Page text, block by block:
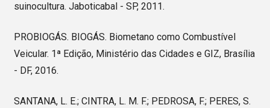
suinocultura. Jaboticabal - SP, 2011.
PROBIOGÁS. BIOGÁS. Biometano como Combustível
Veicular. 1ª Edição, Ministério das Cidades e GIZ, Brasília
- DF, 2016.
SANTANA, L. E.; CINTRA, L. M. F.; PEDROSA, F.; PERES, S.